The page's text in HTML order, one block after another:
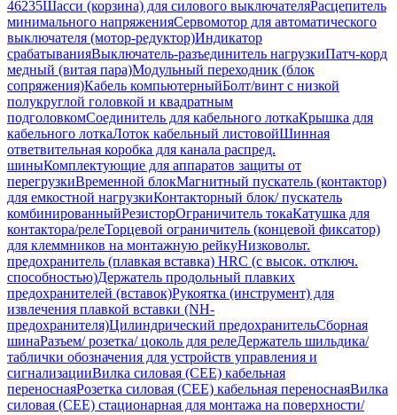
46235Шасси (корзина) для силового выключателяРасцепитель
минимального напряженияСервомотор для автоматического
выключателя (мотор-редуктор)Индикатор
срабатыванияВыключатель-разъединитель нагрузкиПатч-корд
медный (витая пара)Модульный переходник (блок
сопряжения)Кабель компьютерныйБолт/винт с низкой
полукруглой головкой и квадратным
подголовкомСоединитель для кабельного лоткаКрышка для
кабельного лоткаЛоток кабельный листовойШинная
ответвительная коробка для канала распред.
шиныКомплектующие для аппаратов защиты от
перегрузкиВременной блокМагнитный пускатель (контактор)
для емкостной нагрузкиКонтакторный блок/ пускатель
комбинированныйРезисторОграничитель токаКатушка для
контактора/релеТорцевой ограничитель (концевой фиксатор)
для клеммников на монтажную рейкуНизковольт.
предохранитель (плавкая вставка) HRC (с высок. отключ.
способностью)Держатель продольный плавких
предохранителей (вставок)Рукоятка (инструмент) для
извлечения плавкой вставки (NH-
предохранителя)Цилиндрический предохранительСборная
шинаРазъем/ розетка/ цоколь для релеДержатель шильдика/
таблички обозначения для устройств управления и
сигнализацииВилка силовая (CEE) кабельная
переноснаяРозетка силовая (CEE) кабельная переноснаяВилка
силовая (CEE) стационарная для монтажа на поверхности/